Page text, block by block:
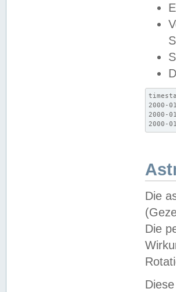
2000-
2000-
2000-
Die
Die
Diese